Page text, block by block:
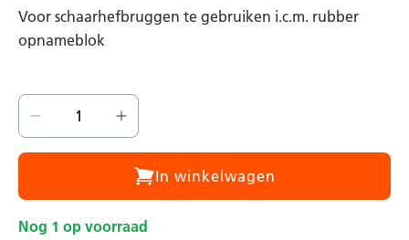
Voor schaarhefbruggen te gebruiken i.c.m. rubber
opnameblok
Nog 1 op voorraad
In winkelwagen